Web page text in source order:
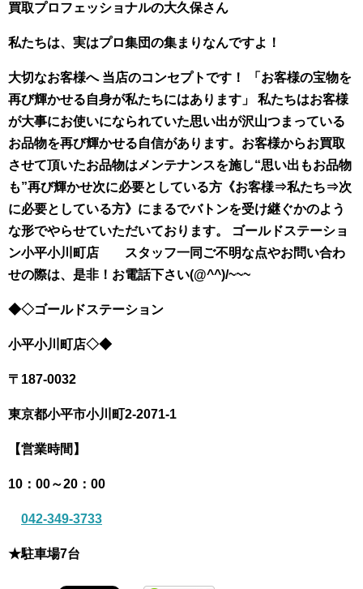
買取プロフェッショナルの大久保さん
私たちは、実はプロ集団の集まりなんですよ！
大切なお客様へ 当店のコンセプトです！ 「お客様の宝物を
再び輝かせる自身が私たちにはあります」 私たちはお客様
が大事にお使いになられていた思い出が沢山つまっている
お品物を再び輝かせる自信があります。お客様からお買取
させて頂いたお品物はメンテナンスを施し“思い出もお品物
も”再び輝かせ次に必要としている方《お客様⇒私たち⇒次
に必要としている方》にまるでバトンを受け継ぐかのよう
な形でやらせていただいております。 ゴールドステーショ
ン小平小川町店 スタッフ一同 ご不明な点やお問い合わ
せの際は、 是非！お電話下さい(@^^)/~~~
◆◇ゴールドステーション
小平小川町店◇◆
〒187-0032
東京都小平市小川町2-2071-1
【営業時間】
10：00～20：00
042-349-3733
★駐車場7台